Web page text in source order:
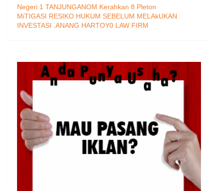
Negeri 1 TANJUNGANOM Kerahkan 8 Pleton
MiTIGASI RESIKO HUKUM SEBELUM MELAkUKAN
INVESTASI .ANANG HARTOY0 LAW FIRM